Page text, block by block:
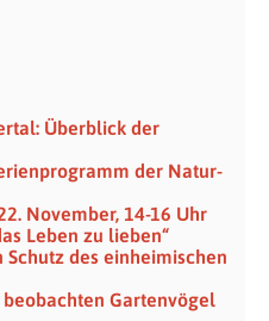
Überblick der
der Natur-
November, 14-16 Uhr
Leben zu lieben“
des einheimischen
beobachten Gartenvögel